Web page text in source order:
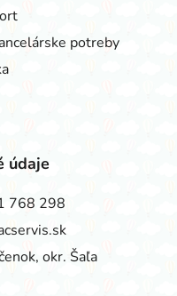
potreby
údaje
768 298
okr. Šaľa